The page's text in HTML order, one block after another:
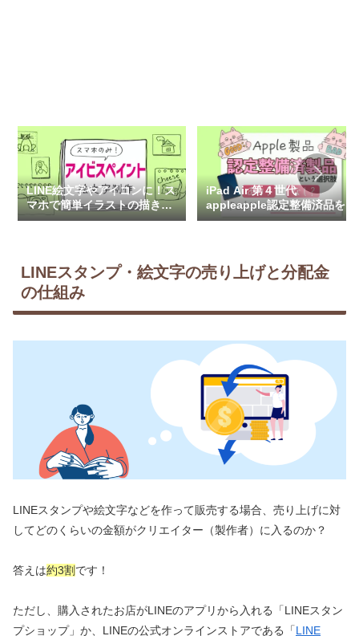
LINE絵文字やアイコンに！ス
マホで簡単イラストの描き方
－ibis Paint X 編－
iPad Air 第４世代
appleapple認定整備済品を購
入して気づいたこと。実際の
LINEスタンプ・絵文字の売り上げと分配金
の仕組み
LINEスタンプや絵文字などを作って販売する場合、売り上げに対
してどのくらいの金額がクリエイター（製作者）に入るのか？
答えは約3割 です！
ただし、購入されたお店がLINEのアプリから入れる「LINEスタン
プショップ」か、LINEの公式オンラインストアである「LINE